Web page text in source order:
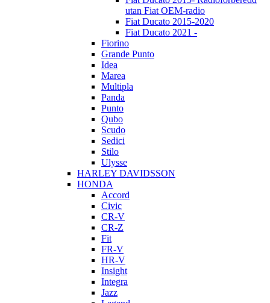
utan Fiat OEM-radio
Fiat Ducato 2015-2020
Fiat Ducato 2021 -
Fiorino
Grande Punto
Idea
Marea
Multipla
Panda
Punto
Qubo
Scudo
Sedici
Stilo
Ulysse
HARLEY DAVIDSSON
HONDA
Accord
Civic
CR-V
CR-Z
Fit
FR-V
HR-V
Insight
Integra
Jazz